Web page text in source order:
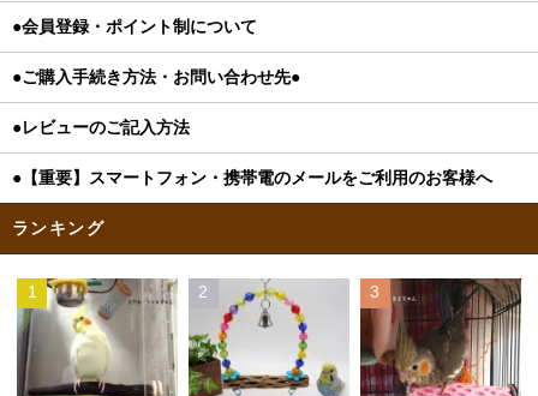
●会員登録・ポイント制について
●ご購入手続き方法・お問い合わせ先●
●レビューのご記入方法
●【重要】スマートフォン・携帯電のメールをご利用のお客様へ
ランキング
1 2 3